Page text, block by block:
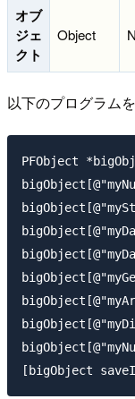
オブ
ジェ
クト
Object
以下のプログラム
PFObject